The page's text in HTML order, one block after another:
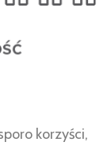
korzyści,